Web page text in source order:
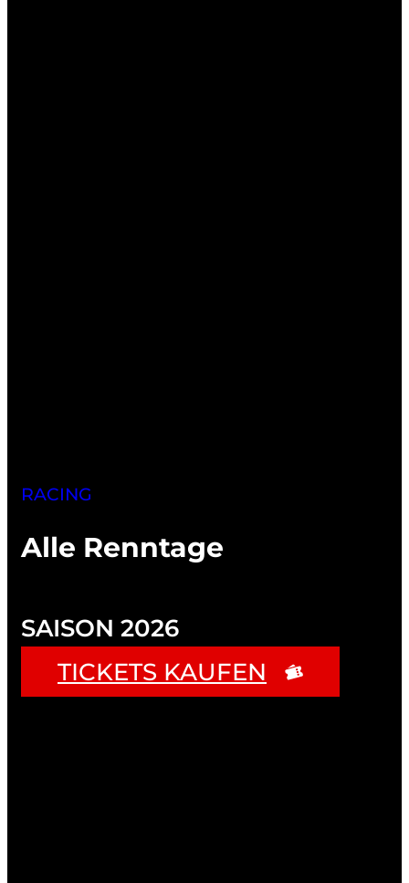
RACING
Alle Renntage
SAISON 2026
TICKETS KAUFEN